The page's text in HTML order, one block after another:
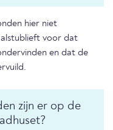
hier niet
voor dat
en dat de
zijn er op de